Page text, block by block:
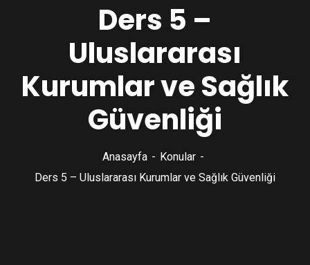
Ders 5 –
Uluslararası
Kurumlar ve Sağlık
Güvenliği
Anasayfa
Konular
Ders 5 – Uluslararası Kurumlar ve Sağlık Güvenliği